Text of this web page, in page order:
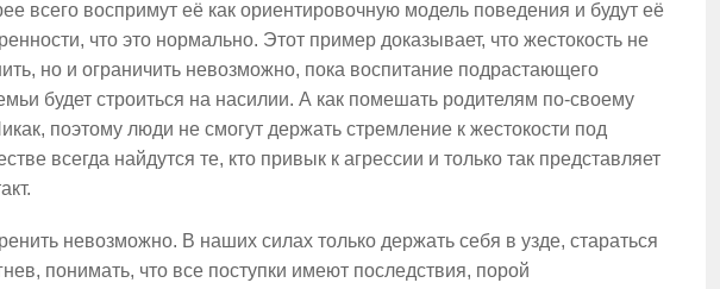
всего воспримут её как ориентировочную модель поведения и будут её
что это нормально. Этот пример доказывает, что жестокость не
но и ограничить невозможно, пока воспитание подрастающего
будет строиться на насилии. А как помешать родителям по-своему
поэтому люди не смогут держать стремление к жестокости под
всегда найдутся те, кто привык к агрессии и только так представляет
невозможно. В наших силах только держать себя в узде, стараться
понимать, что все поступки имеют последствия, порой